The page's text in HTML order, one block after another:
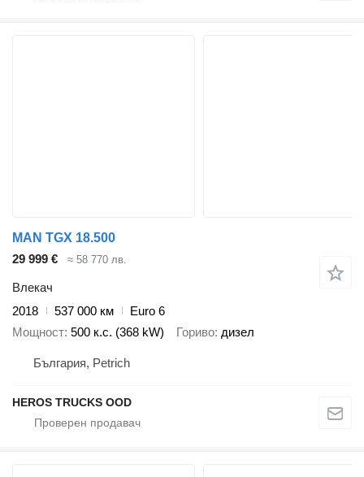
MAN TGX 18.500
29 999 €
≈ 58 770 лв.
Влекач
2018
537 000 км
Euro 6
Мощност 500 к.с. (368 kW) Гориво дизел
България, Petrich
HEROS TRUCKS OOD